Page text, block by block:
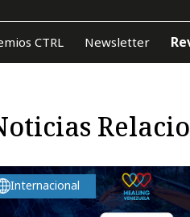
CTRL Newsletter
Internacional